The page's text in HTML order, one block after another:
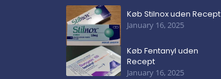
Køb Stilnox uden Recept
January 16, 2025
Køb Fentanyl uden
Recept
January 16, 2025